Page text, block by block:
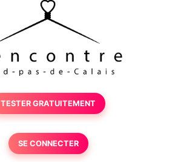
TESTER GRATUITEMENT
SE CONNECTER